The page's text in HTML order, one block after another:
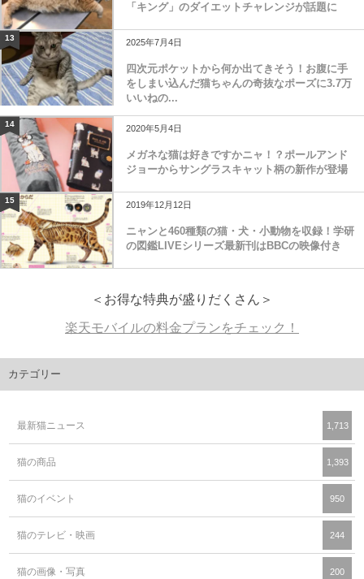
「キング」のダイエットチャレンジが話題に
13 2025年7月4日
四次元ポケットから何か出てきそう！お腹に手
をしまい込んだ猫ちゃんの奇抜なポーズに3.7万
いいねの...
14 2020年5月4日
メガネな猫は好きですかニャ！？ポールアンド
ジョーからサングラスキャット柄の新作が登場
15 2019年12月12日
ニャンと460種類の猫・犬・小動物を収録！学研
の図鑑LIVEシリーズ最新刊はBBCの映像付き
＜お得な特典が盛りだくさん＞
楽天モバイルの料金プランをチェック！
カテゴリー
最新猫ニュース 1,713
猫の商品 1,393
猫のイベント 950
猫のテレビ・映画 244
猫の画像・写真 200